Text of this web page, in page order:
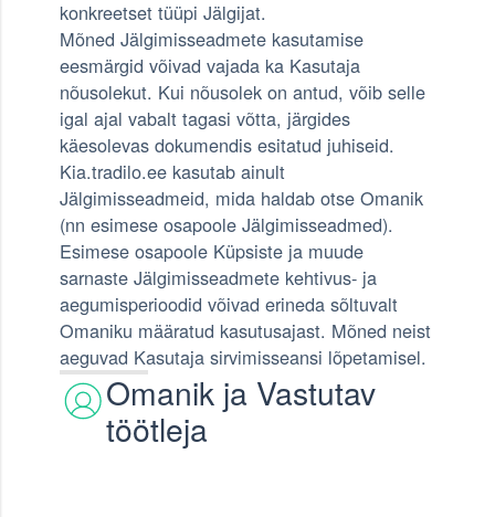
konkreetset tüüpi Jälgijat.
Mõned Jälgimisseadmete kasutamise
eesmärgid võivad vajada ka Kasutaja
nõusolekut. Kui nõusolek on antud, võib selle
igal ajal vabalt tagasi võtta, järgides
käesolevas dokumendis esitatud juhiseid.
Kia.tradilo.ee kasutab ainult
Jälgimisseadmeid, mida haldab otse Omanik
(nn esimese osapoole Jälgimisseadmed).
Esimese osapoole Küpsiste ja muude
sarnaste Jälgimisseadmete kehtivus- ja
aegumisperioodid võivad erineda sõltuvalt
Omaniku määratud kasutusajast. Mõned neist
aeguvad Kasutaja sirvimisseansi lõpetamisel.
Omanik ja Vastutav
töötleja